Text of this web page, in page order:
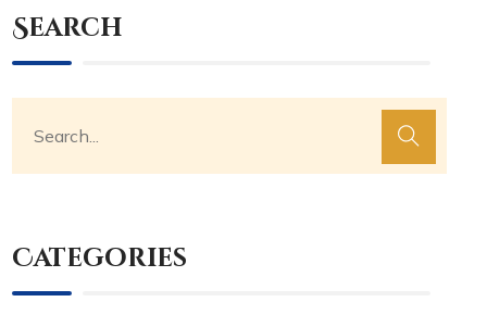
Search
Categories